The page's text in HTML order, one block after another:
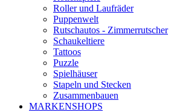
Roller und Laufräder
Puppenwelt
Rutschautos - Zimmerrutscher
Schaukeltiere
Tattoos
Puzzle
Spielhäuser
Stapeln und Stecken
Zusammenbauen
MARKENSHOPS